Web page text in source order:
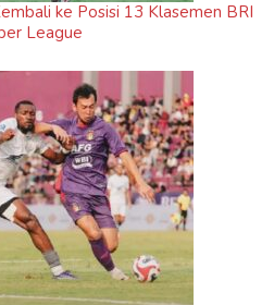
ke Posisi 13 Klasemen BRI
League